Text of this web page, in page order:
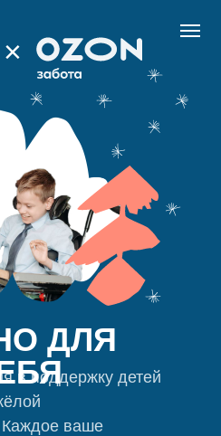
ДЛЯ
в поддержку детей
ваше
×